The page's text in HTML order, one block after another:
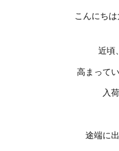
こんにち
近頃
高まって
入
途端に